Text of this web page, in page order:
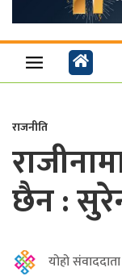
राजनीति
छैन :
योहो संवाददाता